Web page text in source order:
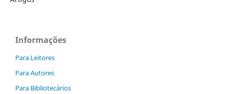
Informações
Para Leitores
Para Autores
Para Bibliotecários